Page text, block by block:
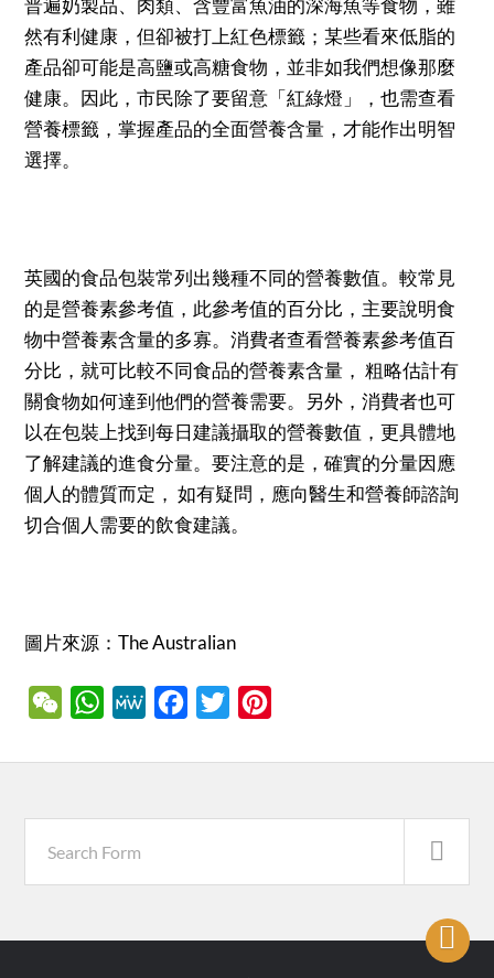
然有利健康，但卻被打上紅色標籤；某些看來低脂的
產品卻可能是高鹽或高糖食物，並非如我們想像那麼
健康。因此，市民除了要留意「紅綠燈」，也需查看
營養標籤，掌握產品的全面營養含量，才能作出明智
選擇。
英國的食品包裝常列出幾種不同的營養數值。較常見
的是營養素參考值，此參考值的百分比，主要說明食
物中營養素含量的多寡。消費者查看營養素參考值百
分比，就可比較不同食品的營養素含量， 粗略估計有
關食物如何達到他們的營養需要。另外，消費者也可
以在包裝上找到每日建議攝取的營養數值，更具體地
了解建議的進食分量。要注意的是，確實的分量因應
個人的體質而定， 如有疑問，應向醫生和營養師諮詢
切合個人需要的飲食建議。
圖片來源：The Australian
WeChatWhatsApp
MeWe Facebook
Twitter